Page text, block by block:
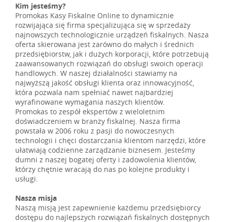
Kim jesteśmy?
Promokas Kasy Fiskalne Online to dynamicznie
rozwijająca się firma specjalizująca się w sprzedaży
najnowszych technologicznie urządzeń fiskalnych. Nasza
oferta skierowana jest zarówno do małych i średnich
przedsiębiorstw, jak i dużych korporacji, które potrzebują
zaawansowanych rozwiązań do obsługi swoich operacji
handlowych. W naszej działalności stawiamy na
najwyższą jakość obsługi klienta oraz innowacyjność,
która pozwala nam spełniać nawet najbardziej
wyrafinowane wymagania naszych klientów.
Promokas to zespół ekspertów z wieloletnim
doświadczeniem w branży fiskalnej. Nasza firma
powstała w 2006 roku z pasji do nowoczesnych
technologii i chęci dostarczania klientom narzędzi, które
ułatwiają codzienne zarządzanie biznesem. Jesteśmy
dumni z naszej bogatej oferty i zadowolenia klientów,
którzy chętnie wracają do nas po kolejne produkty i
usługi.
Nasza misja
Naszą misją jest zapewnienie każdemu przedsiębiorcy
dostępu do najlepszych rozwiązań fiskalnych dostępnych